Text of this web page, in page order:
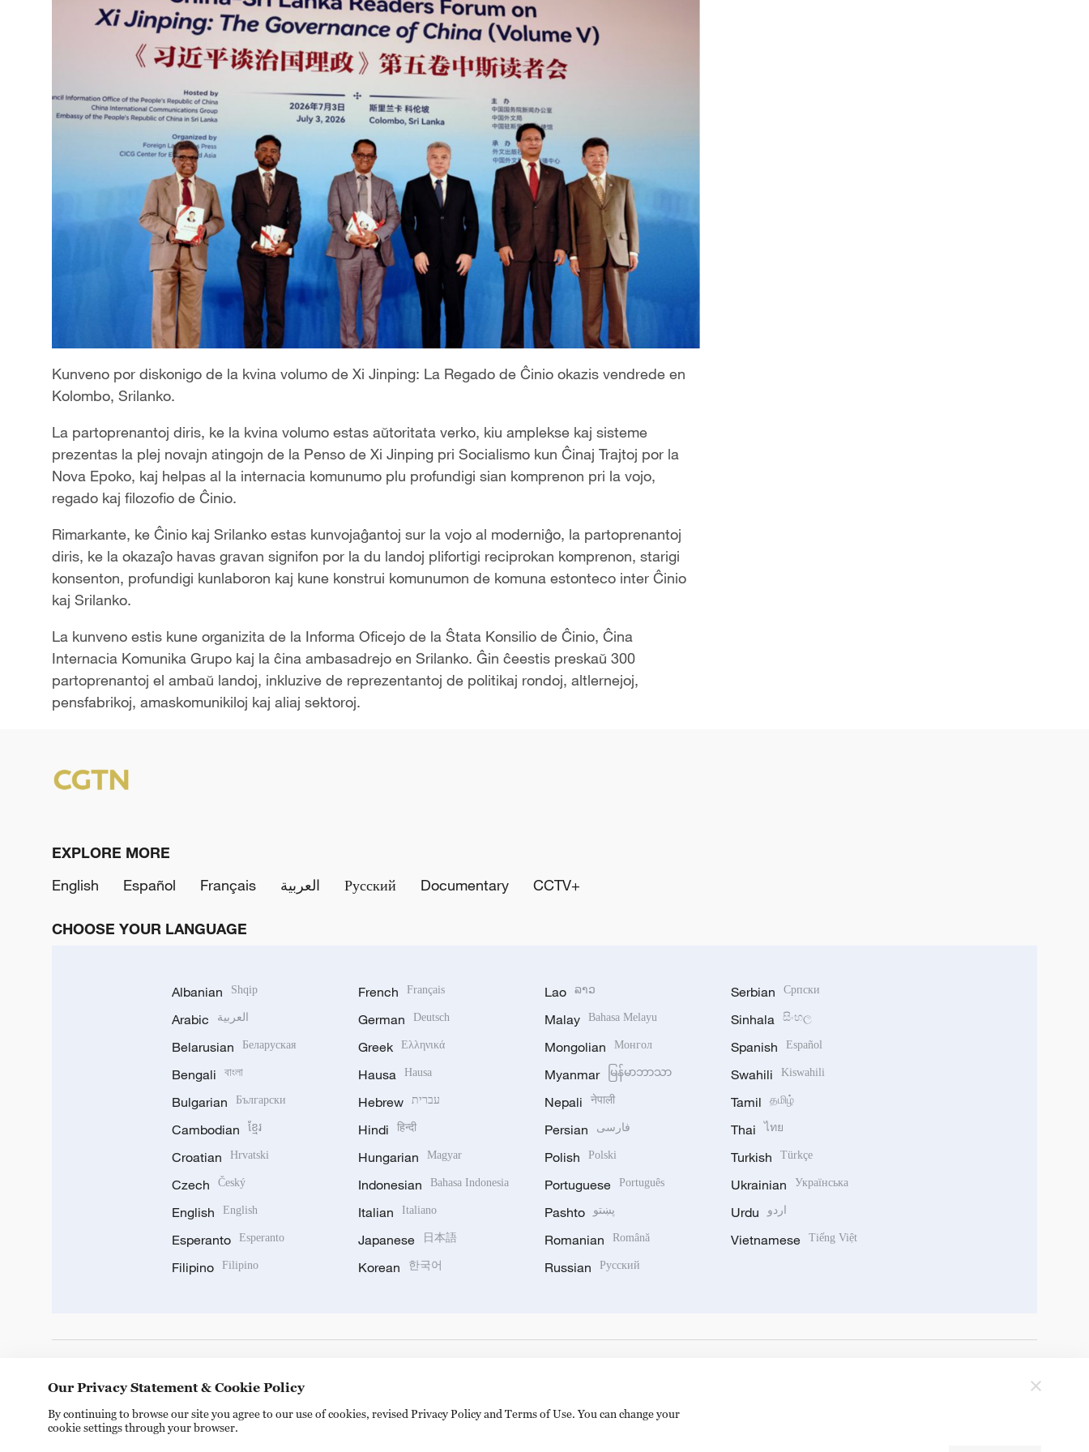
Kunveno por diskonigo de la kvina volumo de Xi Jinping: La Regado de Ĉinio okazis vendrede en
Kolombo, Srilanko.
La partoprenantoj diris, ke la kvina volumo estas aŭtoritata verko, kiu amplekse kaj sisteme
prezentas la plej novajn atingojn de la Penso de Xi Jinping pri Socialismo kun Ĉinaj Trajtoj por la
Nova Epoko, kaj helpas al la internacia komunumo plu profundigi sian komprenon pri la vojo,
regado kaj filozofio de Ĉinio.
Rimarkante, ke Ĉinio kaj Srilanko estas kunvojaĝantoj sur la vojo al moderniĝo, la partoprenantoj
diris, ke la okazaĵo havas gravan signifon por la du landoj plifortigi reciprokan komprenon, starigi
konsenton, profundigi kunlaboron kaj kune konstrui komunumon de komuna estonteco inter Ĉinio
kaj Srilanko.
La kunveno estis kune organizita de la Informa Oficejo de la Ŝtata Konsilio de Ĉinio, Ĉina
Internacia Komunika Grupo kaj la ĉina ambasadrejo en Srilanko. Ĝin ĉeestis preskaŭ 300
partoprenantoj el ambaŭ landoj, inkluzive de reprezentantoj de politikaj rondoj, altlernejoj,
pensfabrikoj, amaskomunikiloj kaj aliaj sektoroj.
EXPLORE MORE
English
Español Français العربية Русский Documentary CCTV+
CHOOSE YOUR LANGUAGE
Albanian Shqip
Arabic العربية
Belarusian Беларуская
Bengali বাংলা
Bulgarian Български
Cambodian ខ្មែរ
Croatian Hrvatski
Czech Český
English English
Esperanto Esperanto
Filipino Filipino
French Français
German Deutsch
Greek Ελληνικά
Hausa Hausa
Hebrew עברית
Hindi हिन्दी
Hungarian Magyar
Indonesian Bahasa Indonesia
Italian Italiano
Japanese 日本語
Korean 한국어
Lao ລາວ
Malay Bahasa Melayu
Mongolian Монгол
Myanmar မြန်မာဘာသာ
Nepali नेपाली
Persian فارسی
Polish Polski
Portuguese Português
Pashto پښتو
Romanian Română
Russian Русский
Serbian Српски
Sinhala සිංහල
Spanish Español
Swahili Kiswahili
Tamil தமிழ்
Thai ไทย
Turkish Türkçe
Ukrainian Українська
Urdu اردو
Vietnamese Tiếng Việt
Our Privacy Statement & Cookie Policy
By continuing to browse our site you agree to our use of cookies, revised Privacy Policy and Terms of Use. You can change your
cookie settings through your browser.